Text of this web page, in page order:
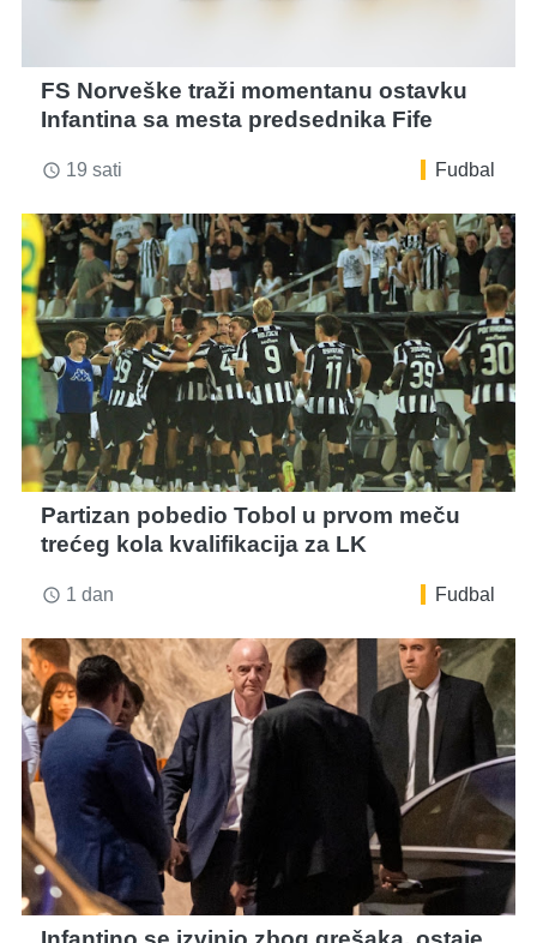
FS Norveške traži momentanu ostavku
Infantina sa mesta predsednika Fife
access_time 19 sati Fudbal
Partizan pobedio Tobol u prvom meču
trećeg kola kvalifikacija za LK
access_time 1 dan Fudbal